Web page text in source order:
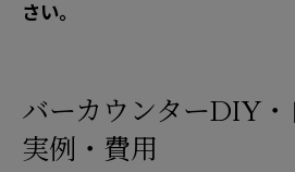
さい。
バーカウンターDIY・
実例・費用